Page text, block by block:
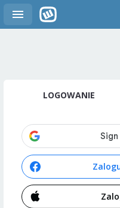
LOGOWANIE